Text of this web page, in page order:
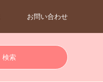
お問い合わせ